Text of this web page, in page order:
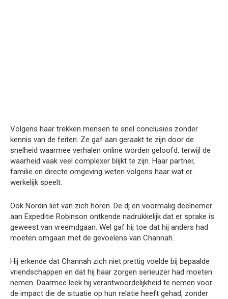
Volgens haar trekken mensen te snel conclusies zonder
kennis van de feiten. Ze gaf aan geraakt te zijn door de
snelheid waarmee verhalen online worden geloofd, terwijl de
waarheid vaak veel complexer blijkt te zijn. Haar partner,
familie en directe omgeving weten volgens haar wat er
werkelijk speelt.
Ook Nordin liet van zich horen. De dj en voormalig deelnemer
aan Expeditie Robinson ontkende nadrukkelijk dat er sprake is
geweest van vreemdgaan. Wel gaf hij toe dat hij anders had
moeten omgaan met de gevoelens van Channah.
Hij erkende dat Channah zich niet prettig voelde bij bepaalde
vriendschappen en dat hij haar zorgen serieuzer had moeten
nemen. Daarmee leek hij verantwoordelijkheid te nemen voor
de impact die de situatie op hun relatie heeft gehad, zonder